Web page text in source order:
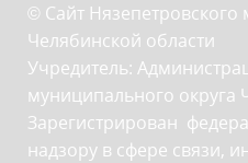
© Сайт Нязепетровского
Челябинской области
Учредитель:
муниципального округа
Зарегистрирован
надзору в сфере связи,